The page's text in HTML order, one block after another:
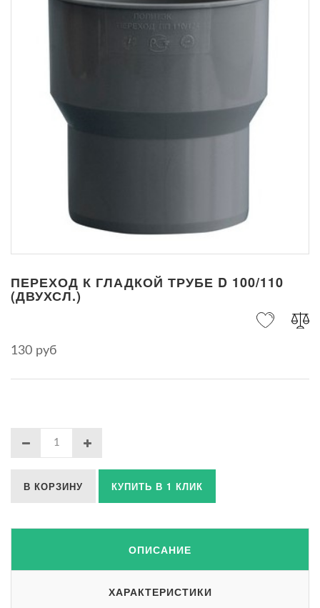
ПЕРЕХОД К ГЛАДКОЙ ТРУБЕ D 100/110
(ДВУХСЛ.)
130 руб
В КОРЗИНУ КУПИТЬ В 1 КЛИК
ОПИСАНИЕ
ХАРАКТЕРИСТИКИ